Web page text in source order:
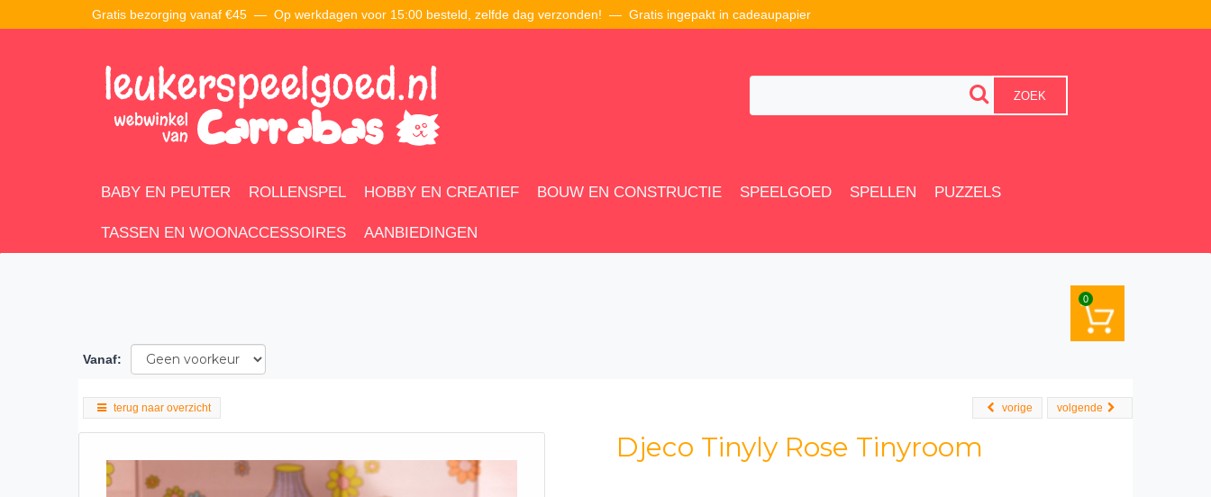
Gratis bezorging vanaf €45 — Op werkdagen voor 15:00 besteld, zelfde dag verzonden! — Gratis ingepakt in cadeaupapier
ZOEK
BABY EN PEUTER ROLLENSPEL HOBBY EN CREATIEF BOUW EN CONSTRUCTIE SPEELGOED SPELLEN PUZZELS
TASSEN EN WOONACCESSOIRES AANBIEDINGEN
0
Vanaf:
terug naar overzicht volgende
vorige
Djeco Tinyly Rose Tinyroom